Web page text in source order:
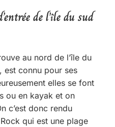
de l’île du sud
au nord de l’île du
est connu pour ses
elles se font
ou en kayak et on
c’est donc rendu
qui est une plage